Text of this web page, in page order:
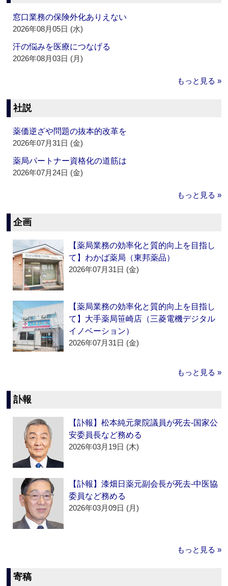
窓口業務の保険外化ありえない
2026年08月05日 (水)
汗の悩みを医療につなげる
2026年08月03日 (月)
もっと見る »
社説
薬価逆ざや問題の抜本的改革を
2026年07月31日 (金)
薬局パートナー資格化の道筋は
2026年07月24日 (金)
もっと見る »
企画
【薬局業務の効率化と質的向上を目指し
て】わかば薬局（東邦薬品）
2026年07月31日 (金)
【薬局業務の効率化と質的向上を目指し
て】大手薬局笹崎店（三菱電機デジタル
イノベーション）
2026年07月31日 (金)
もっと見る »
訃報
【訃報】松本純元衆院議員が死去‐国家公
安委員長など務める
2026年03月19日 (木)
【訃報】漆畑日薬元副会長が死去‐中医協
委員など務める
2026年03月09日 (月)
もっと見る »
寄稿